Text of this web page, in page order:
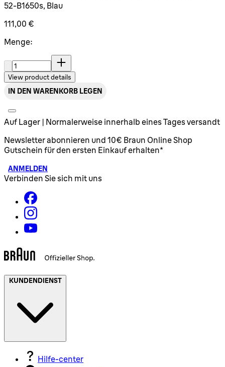
52-B1650s, Blau
111,00 €
Menge:
Menge:
View product details
IN DEN WARENKORB LEGEN
Auf Lager | Normalerweise innerhalb eines Tages versandt
Newsletter abonnieren und 10€ Braun Online Shop
Gutschein für den ersten Einkauf erhalten*
ANMELDEN
Verbinden Sie sich mit uns
KUNDENDIENST
Hilfe-center